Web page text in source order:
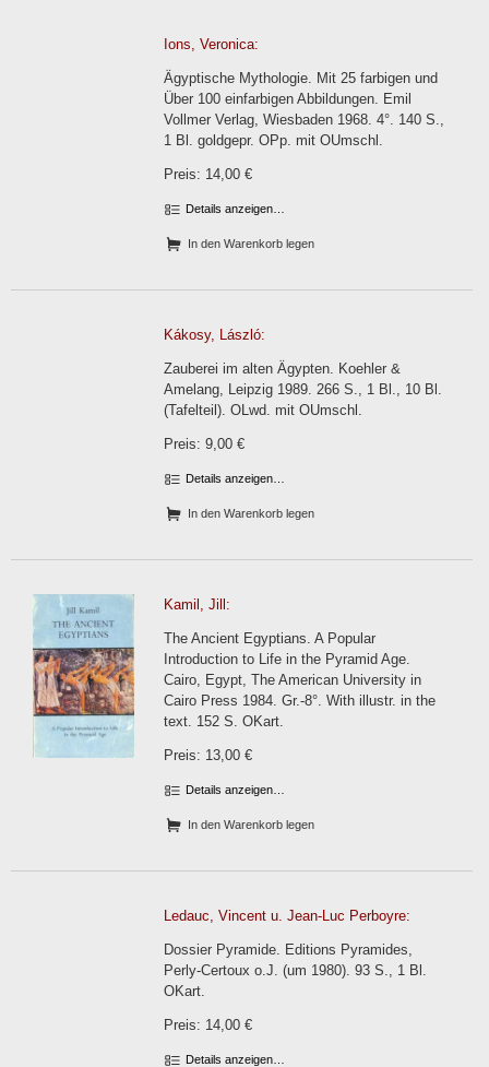
Ions, Veronica:
Ägyptische Mythologie. Mit 25 farbigen und
Über 100 einfarbigen Abbildungen. Emil
Vollmer Verlag, Wiesbaden 1968. 4°. 140 S.,
1 Bl. goldgepr. OPp. mit OUmschl.
Preis: 14,00 €
Details anzeigen…
In den Warenkorb legen
Kákosy, László:
Zauberei im alten Ägypten. Koehler &
Amelang, Leipzig 1989. 266 S., 1 Bl., 10 Bl.
(Tafelteil). OLwd. mit OUmschl.
Preis: 9,00 €
Details anzeigen…
In den Warenkorb legen
Kamil, Jill:
The Ancient Egyptians. A Popular
Introduction to Life in the Pyramid Age.
Cairo, Egypt, The American University in
Cairo Press 1984. Gr.-8°. With illustr. in the
text. 152 S. OKart.
Preis: 13,00 €
Details anzeigen…
In den Warenkorb legen
Ledauc, Vincent u. Jean-Luc Perboyre:
Dossier Pyramide. Editions Pyramides,
Perly-Certoux o.J. (um 1980). 93 S., 1 Bl.
OKart.
Preis: 14,00 €
Details anzeigen…